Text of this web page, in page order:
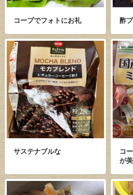
コープでフォトにお礼 酢
サステナブルな
コ
が